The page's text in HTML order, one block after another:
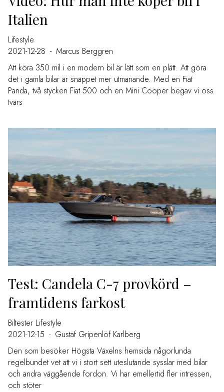
Italien
Lifestyle
2021-12-28 - Marcus Berggren
Att köra 350 mil i en modern bil är lätt som en plätt. Att göra
det i gamla bilar är snäppet mer utmanande. Med en Fiat
Panda, två stycken Fiat 500 och en Mini Cooper begav vi oss
tvärs
Test: Candela C-7 provkörd –
framtidens farkost
Biltester Lifestyle
2021-12-15 - Gustaf Gripenlöf Karlberg
Den som besöker Högsta Växelns hemsida någorlunda
regelbundet vet att vi i stort sett uteslutande sysslar med bilar
och andra väggående fordon. Vi har emellertid fler intressen,
och stöter